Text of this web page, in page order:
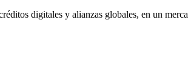
digitales y alianzas globales, en un